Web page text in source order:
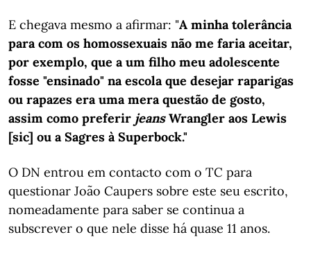
E chegava mesmo a afirmar: "A minha tolerância
para com os homossexuais não me faria aceitar,
por exemplo, que a um filho meu adolescente
fosse "ensinado" na escola que desejar raparigas
ou rapazes era uma mera questão de gosto,
assim como preferir jeansWrangler aos Lewis
[sic] ou a Sagres à Superbock."
O DN entrou em contacto com o TC para
questionar João Caupers sobre este seu escrito,
nomeadamente para saber se continua a
subscrever o que nele disse há quase 11 anos.